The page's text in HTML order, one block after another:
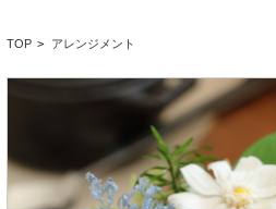
TOP > アレンジメント